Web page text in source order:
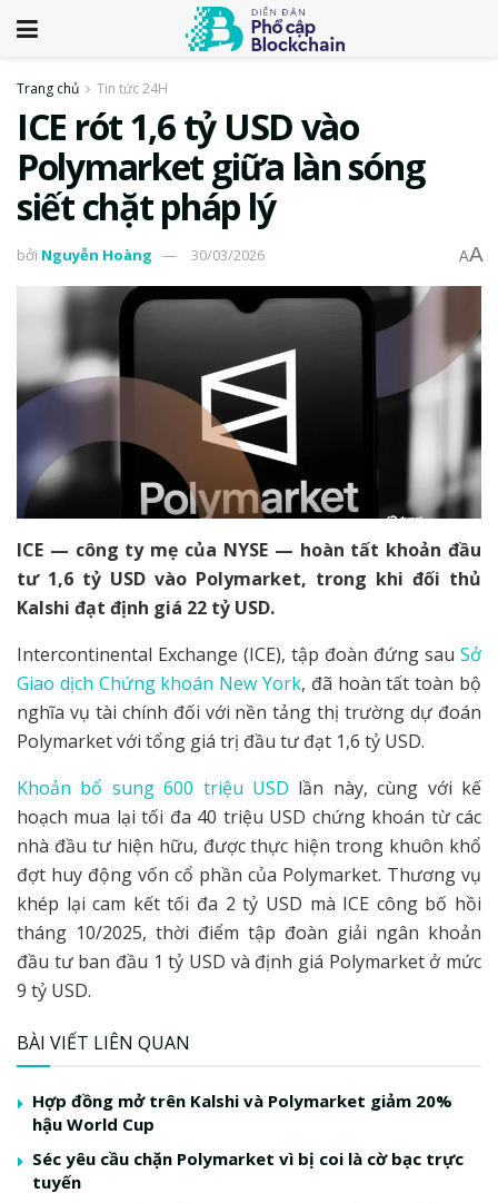
Trang chủ Tin tức 24H
ICE rót 1,6 tỷ USD vào
Polymarket giữa làn sóng
siết chặt pháp lý
bởi Nguyễn Hoàng 30/03/2026 AA
ICE — công ty mẹ của NYSE — hoàn tất khoản đầu
tư 1,6 tỷ USD vào Polymarket, trong khi đối thủ
Kalshi đạt định giá 22 tỷ USD.
Intercontinental Exchange (ICE), tập đoàn đứng sau Sở
Giao dịch Chứng khoán New York, đã hoàn tất toàn bộ
nghĩa vụ tài chính đối với nền tảng thị trường dự đoán
Polymarket với tổng giá trị đầu tư đạt 1,6 tỷ USD.
Khoản bổ sung 600 triệu USD lần này, cùng với kế
hoạch mua lại tối đa 40 triệu USD chứng khoán từ các
nhà đầu tư hiện hữu, được thực hiện trong khuôn khổ
đợt huy động vốn cổ phần của Polymarket. Thương vụ
khép lại cam kết tối đa 2 tỷ USD mà ICE công bố hồi
tháng 10/2025, thời điểm tập đoàn giải ngân khoản
đầu tư ban đầu 1 tỷ USD và định giá Polymarket ở mức
9 tỷ USD.
BÀI VIẾT LIÊN QUAN
Hợp đồng mở trên Kalshi và Polymarket giảm 20%
hậu World Cup
Séc yêu cầu chặn Polymarket vì bị coi là cờ bạc trực
tuyến